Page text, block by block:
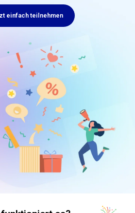
einfach teil­nehmen